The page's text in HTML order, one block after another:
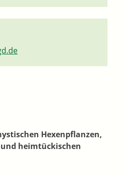
Hexenpflanzen,
heimtückischen